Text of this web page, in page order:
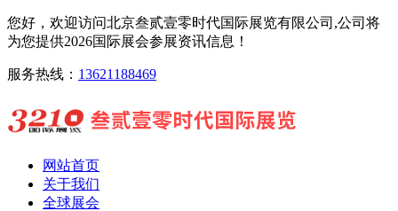
您好，欢迎访问北京叁贰壹零时代国际展览有限公司,公司将
为您提供2026国际展会参展资讯信息！
服务热线： 13621188469
网站首页
关于我们
全球展会